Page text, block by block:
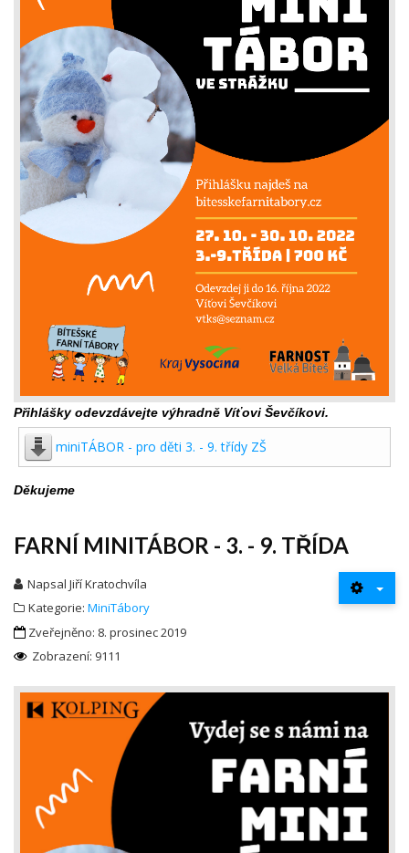
Přihlášky odevzdávejte výhradně Víťovi Ševčíkovi.
miniTÁBOR - pro děti 3. - 9. třídy ZŠ
Děkujeme
FARNÍ MINITÁBOR - 3. - 9. TŘÍDA
NapsalJiří Kratochvíla
Kategorie: MiniTábory
Zveřejněno: 8. prosinec 2019
Zobrazení: 9111